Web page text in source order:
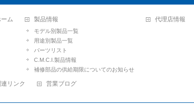
ム 製品情報
モデル別製品一覧
用途別製品一覧
パーツリスト
C.M.C.I.製品情報
補修部品の供給期限についてのお知らせ
代理店情報
連リンク 営業ブログ